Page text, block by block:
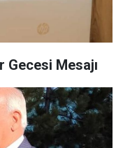
Gecesi Mesajı